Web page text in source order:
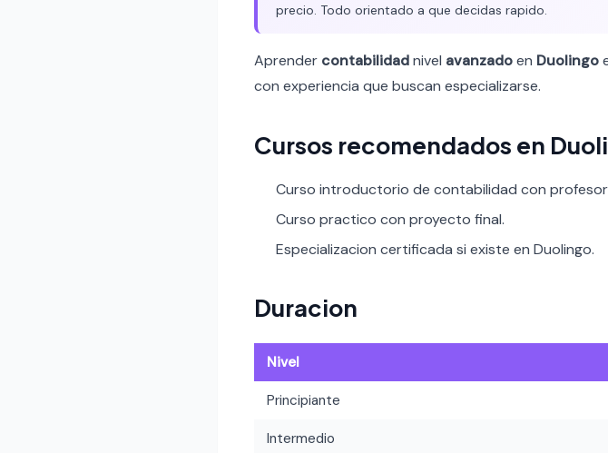
precio. Todo orientado a que decidas rapido.
Aprender contabilidadnivel avanzadoen Duolingo
con experiencia que buscan especializarse.
Cursos recomendados en
Curso introductorio de contabilidad con
Curso practico con proyecto final.
Especializacion certificada si existe en Duolingo.
Duracion
Nivel
Principiante
Intermedio